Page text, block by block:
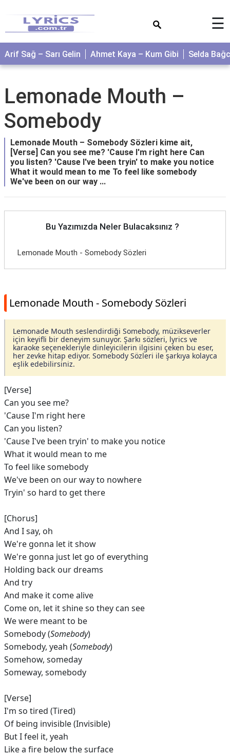
☰
Arif Sağ – Sarı Gelin Ahmet Kaya – Kum Gibi Selda
Lemonade Mouth –
Somebody
Lemonade Mouth – Somebody Sözleri kime ait,
[Verse] Can you see me? 'Cause I'm right here Can
you listen? 'Cause I've been tryin' to make you notice
What it would mean to me To feel like somebody
We've been on our way ...
Bu Yazımızda Neler Bulacaksınız ?
Lemonade Mouth - Somebody Sözleri
Lemonade Mouth - Somebody Sözleri
Lemonade Mouth seslendirdiği Somebody, müzikseverler
için keyifli bir deneyim sunuyor. Şarkı sözleri, lyrics ve
karaoke seçenekleriyle dinleyicilerin ilgisini çeken bu eser,
her zevke hitap ediyor. Somebody Sözleri ile şarkıya kolayca
eşlik edebilirsiniz.
[Verse]
Can you see me?
'Cause I'm right here
Can you listen?
'Cause I've been tryin' to make you notice
What it would mean to me
To feel like somebody
We've been on our way to nowhere
Tryin' so hard to get there
[Chorus]
And I say, oh
We're gonna let it show
We're gonna just let go of everything
Holding back our dreams
And try
And make it come alive
Come on, let it shine so they can see
We were meant to be
Somebody (Somebody)
Somebody, yeah (Somebody)
Somehow, someday
Someway, somebody
[Verse]
I'm so tired (Tired)
Of being invisible (Invisible)
But I feel it, yeah
Like a fire below the surface